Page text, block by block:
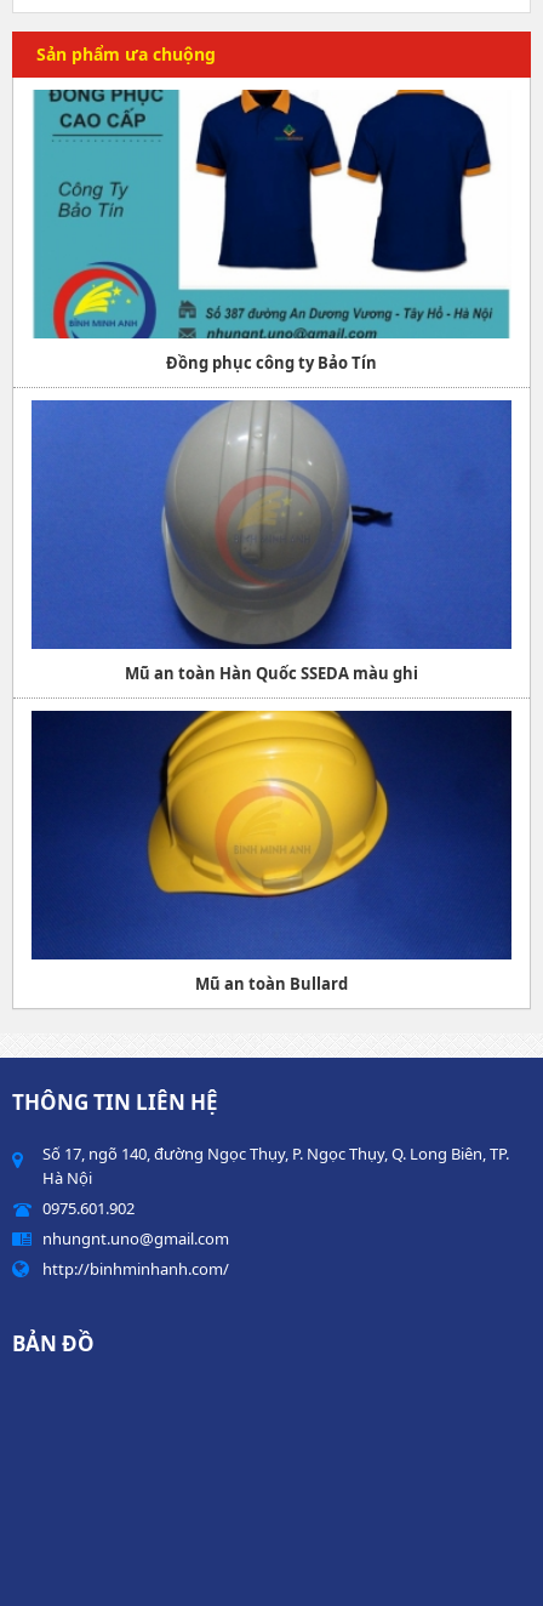
Sản phẩm ưa chuộng
Đồng phục công ty Bảo Tín
Mũ an toàn Hàn Quốc SSEDA màu ghi
Mũ an toàn Bullard
THÔNG TIN LIÊN HỆ
Số 17, ngõ 140, đường Ngọc Thụy, P. Ngọc Thụy, Q. Long Biên, TP.
Hà Nội
0975.601.902
nhungnt.uno@gmail.com
http://binhminhanh.com/
BẢN ĐỒ